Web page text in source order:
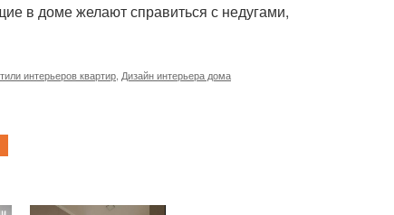
в доме желают справиться с недугами,
интерьеров квартир Дизайн интерьера дома